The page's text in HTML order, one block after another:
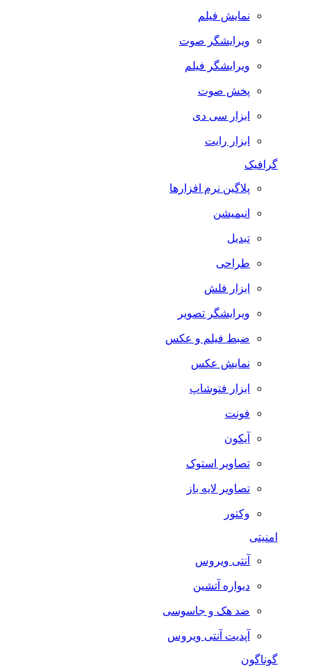
نمایش فیلم
ویرایشگر صوت
ویرایشگر فیلم
پخش صوت
ابزار سی دی
ابزار رایت
گرافیک
پلاگین نرم افزارها
انیمیشن
تبدیل
طراحی
ابزار فلش
ویرایشگر تصویر
ضبط فيلم و عكس
نمایش عکس
ابزار فتوشاپ
فونت
آیکون
تصاویر استوک
تصاویر لایه باز
وکتور
امنیتی
آنتی ویروس
دیواره آتشین
ضد هک و جاسوسی
آپدیت آنتی ویروس
گوناگون